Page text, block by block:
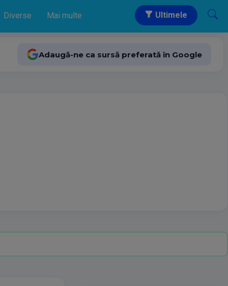
Diverse Mai multe Ultimele
Adaugă-ne ca sursă preferată în Google